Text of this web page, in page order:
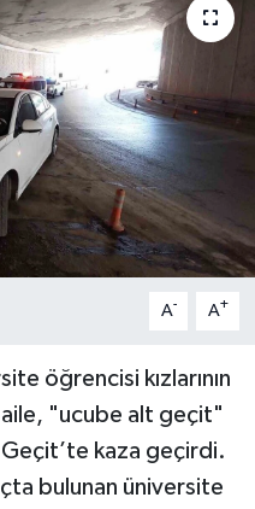
A- A+
öğrencisi kızlarının
"ucube alt geçit"
kaza geçirdi.
bulunan üniversite